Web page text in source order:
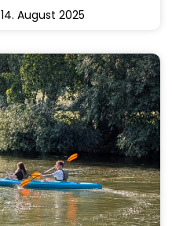
14. August 2025